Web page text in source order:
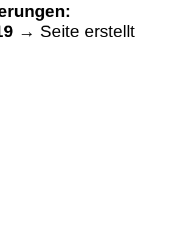
→ Seite erstellt